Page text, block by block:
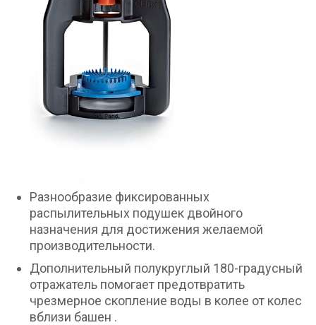
Разнообразие фиксированных
распылительных подушек двойного
назначения для достижения желаемой
производительности.
Дополнительный полукруглый 180-градусный
отражатель помогает предотвратить
чрезмерное скопление воды в колее от колес
вблизи башен .